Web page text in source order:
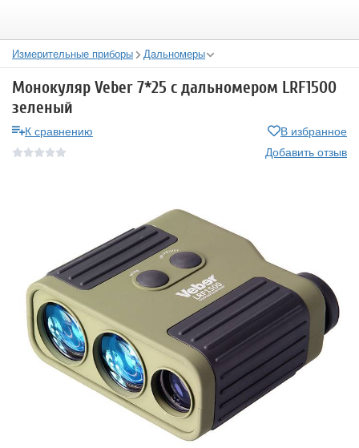
Измерительные приборы Дальномеры
Монокуляр Veber 7*25 с дальномером LRF1500
зеленый
К сравнению
В избранное
Добавить отзыв